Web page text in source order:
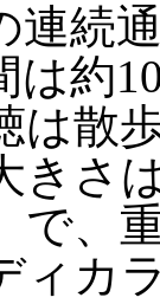
続
は約
は散
きさ
で、
ィカ